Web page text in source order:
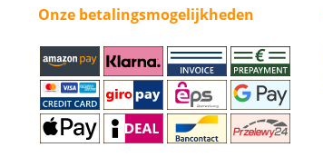
Onze betalingsmogelijkheden